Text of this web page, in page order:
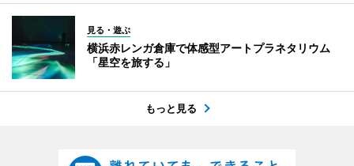
見る・遊ぶ
横浜赤レンガ倉庫で体感型アートプラネタリウム
「星空を旅する」
もっと見る